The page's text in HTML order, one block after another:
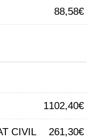
88,58€
1102,40€
CIVIL 261,30€